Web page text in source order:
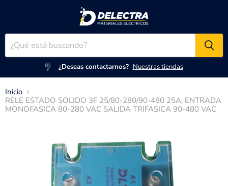
¿Deseas contactarnos? Nuestras tiendas
Inicio
RELE ESTADO SOLIDO 3F 25/80-280/90-480 25A, ENTRADA
MONOFASICA 80-280 VAC SALIDA TRIFASICA 90-480 VAC